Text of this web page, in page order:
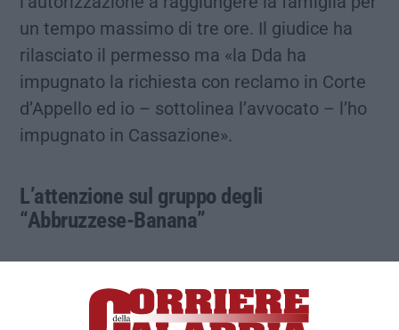
un tempo massimo di tre ore. Il giudice ha
rilasciato il permesso ma «la Dda ha
impugnato la richiesta con reclamo in Corte
d’Appello ed io – sottolinea l’avvocato – l’ho
impugnato in Cassazione».
L’attenzione sul gruppo degli
“Abbruzzese-Banana”
della Dda di Catanzaro, Vito Valerio e